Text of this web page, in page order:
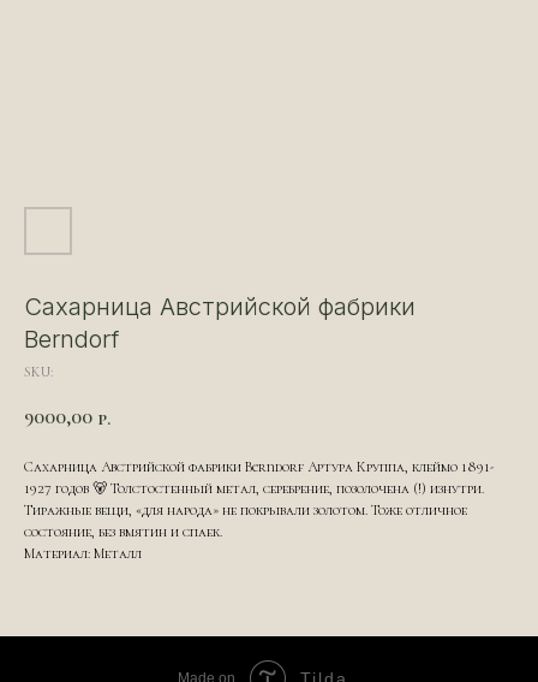
Сахарница Австрийской фабрики
Berndorf
SKU:
9000,00 р.
Сахарница Австрийской фабрики Berndorf Артура Круппа, клеймо 1891-
1927 годов 🐻 Толстостенный метал, серебрение, позолочена (!) изнутри.
Тиражные вещи, «для народа» не покрывали золотом. Тоже отличное
состояние, без вмятин и спаек.
Материал: Металл
Made on